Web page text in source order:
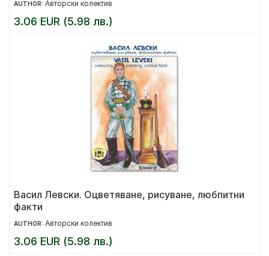
AUTHOR: Авторски колектив
3.06 EUR (5.98 лв.)
Васил Левски. Оцветяване, рисуване, любпитни
факти
AUTHOR: Авторски колектив
3.06 EUR (5.98 лв.)